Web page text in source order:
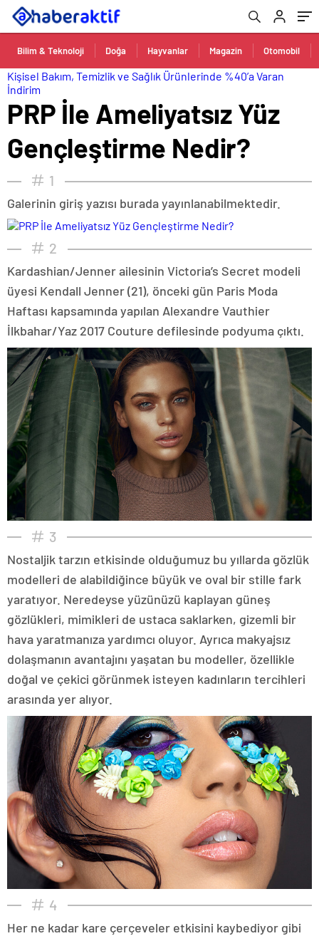
Bilim & Teknoloji Doğa Hayvanlar Magazin Otomobil
Kişisel Bakım, Temizlik ve Sağlık Ürünlerinde %40’a Varan
İndirim
PRP İle Ameliyatsız Yüz
Gençleştirme Nedir?
1
Galerinin giriş yazısı burada yayınlanabilmektedir.
2
Kardashian/Jenner ailesinin Victoria’s Secret modeli
üyesi Kendall Jenner (21), önceki gün Paris Moda
Haftası kapsamında yapılan Alexandre Vauthier
İlkbahar/Yaz 2017 Couture defilesinde podyuma çıktı.
3
Nostaljik tarzın etkisinde olduğumuz bu yıllarda gözlük
modelleri de alabildiğince büyük ve oval bir stille fark
yaratıyor. Neredeyse yüzünüzü kaplayan güneş
gözlükleri, mimikleri de ustaca saklarken, gizemli bir
hava yaratmanıza yardımcı oluyor. Ayrıca makyajsız
dolaşmanın avantajını yaşatan bu modeller, özellikle
doğal ve çekici görünmek isteyen kadınların tercihleri
arasında yer alıyor.
4
Her ne kadar kare çerçeveler etkisini kaybediyor gibi